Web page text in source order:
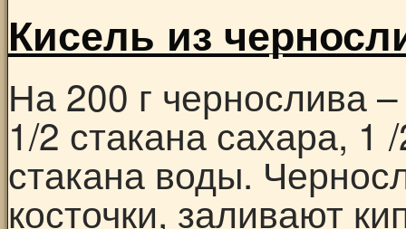
Кисель из
На 200 г чернослива
1/2 стакана сахара, 1
стакана воды.
косточки, заливают